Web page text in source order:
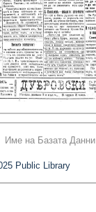
Име на Базата Данни
Public Library